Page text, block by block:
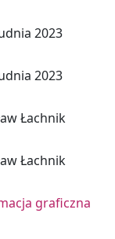
2023
2023
Łachnik
Łachnik
graficzna